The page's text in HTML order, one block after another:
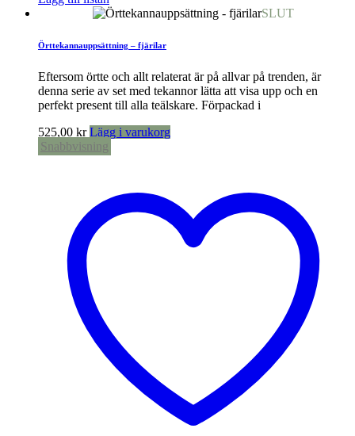
SLUT
Örttekannauppsättning – fjärilar
Eftersom örtte och allt relaterat är på allvar på trenden, är
denna serie av set med tekannor lätta att visa upp och en
perfekt present till alla teälskare. Förpackad i
525,00 kr Lägg i varukorg
Snabbvisning